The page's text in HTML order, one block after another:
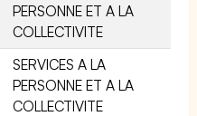
PERSONNE ET A LA
COLLECTIVITE
SERVICES A LA
PERSONNE ET A LA
COLLECTIVITE